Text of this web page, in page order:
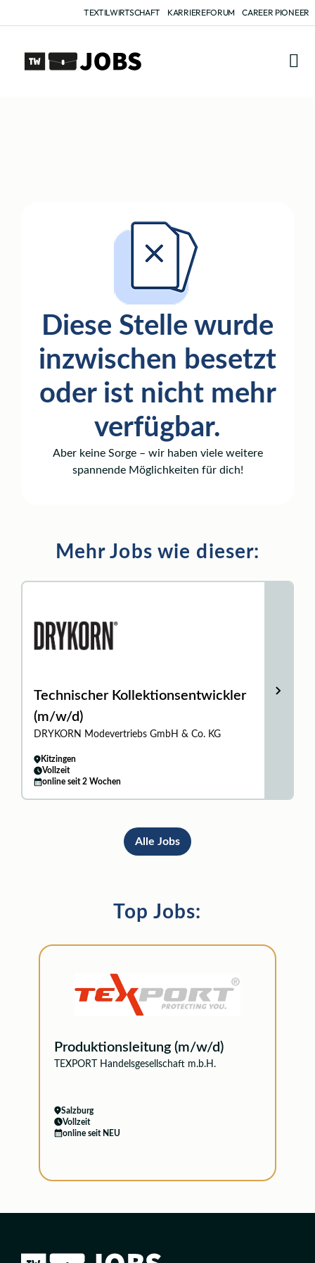
TEXTILWIRTSCHAFT KARRIEREFORUM CAREER PIONEER
Diese Stelle wurde
inzwischen besetzt
oder ist nicht mehr
verfügbar.
Aber keine Sorge – wir haben viele weitere
spannende Möglichkeiten für dich!
Mehr Jobs wie dieser:
Technischer Kollektionsentwickler
(m/w/d)
DRYKORN Modevertriebs GmbH & Co. KG
Kitzingen
Vollzeit
online seit 2 Wochen
Alle Jobs
Top Jobs:
Produktionsleitung (m/w/d)
TEXPORT Handelsgesellschaft m.b.H.
Salzburg
Vollzeit
online seit NEU